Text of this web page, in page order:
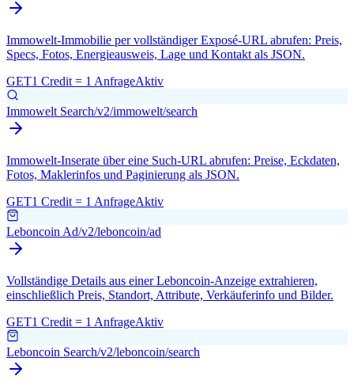
Immowelt-Immobilie per vollständiger Exposé-URL abrufen: Preis,
Specs, Fotos, Energieausweis, Lage und Kontakt als JSON.
GET1 Credit = 1 AnfrageAktiv
Immowelt Search/v2/immowelt/search
Immowelt-Inserate über eine Such-URL abrufen: Preise, Eckdaten,
Fotos, Maklerinfos und Paginierung als JSON.
GET1 Credit = 1 AnfrageAktiv
Leboncoin Ad/v2/leboncoin/ad
Vollständige Details aus einer Leboncoin-Anzeige extrahieren,
einschließlich Preis, Standort, Attribute, Verkäuferinfo und Bilder.
GET1 Credit = 1 AnfrageAktiv
Leboncoin Search/v2/leboncoin/search